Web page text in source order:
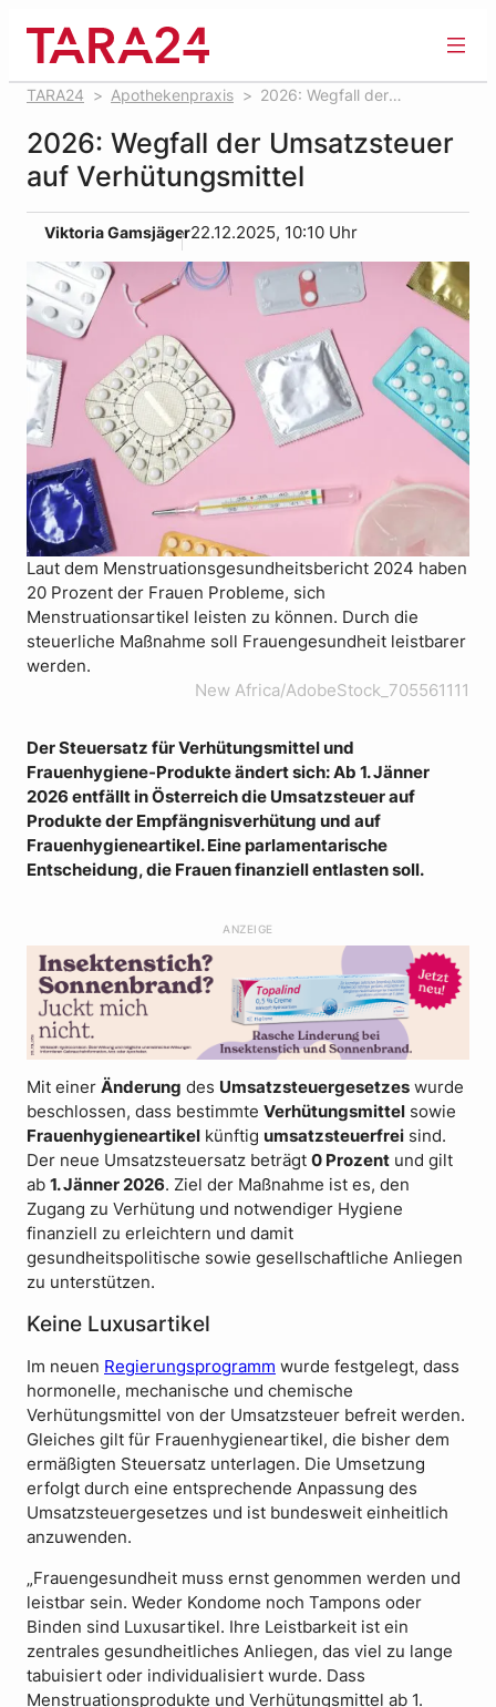
springen
TARA24 Apothekenpraxis
2026: Wegfall der
2026: Wegfall der Umsatzsteuer
auf Verhütungsmittel
Viktoria Gamsjäger22.12.2025, 10:10 Uhr
Laut dem Menstruationsgesundheitsbericht 2024 haben
20 Prozent der Frauen Probleme, sich
Menstruationsartikel leisten zu können. Durch die
steuerliche Maßnahme soll Frauengesundheit leistbarer
werden.
New Africa/AdobeStock_705561111
Der Steuersatz für Verhütungsmittel und
Frauenhygiene-Produkte ändert sich: Ab 1. Jänner
2026 entfällt in Österreich die Umsatzsteuer auf
Produkte der Empfängnisverhütung und auf
Frauenhygieneartikel. Eine parlamentarische
Entscheidung, die Frauen finanziell entlasten soll.
ANZEIGE
Mit einer Änderung des Umsatzsteuergesetzes wurde
beschlossen, dass bestimmte Verhütungsmittel sowie
Frauenhygieneartikel künftig umsatzsteuerfrei sind.
Der neue Umsatzsteuersatz beträgt 0 Prozent und gilt
ab 1. Jänner 2026. Ziel der Maßnahme ist es, den
Zugang zu Verhütung und notwendiger Hygiene
finanziell zu erleichtern und damit
gesundheitspolitische sowie gesellschaftliche Anliegen
zu unterstützen.
Keine Luxusartikel
Im neuen Regierungsprogramm wurde festgelegt, dass
hormonelle, mechanische und chemische
Verhütungsmittel von der Umsatzsteuer befreit werden.
Gleiches gilt für Frauenhygieneartikel, die bisher dem
ermäßigten Steuersatz unterlagen. Die Umsetzung
erfolgt durch eine entsprechende Anpassung des
Umsatzsteuergesetzes und ist bundesweit einheitlich
anzuwenden.
„Frauengesundheit muss ernst genommen werden und
leistbar sein. Weder Kondome noch Tampons oder
Binden sind Luxusartikel. Ihre Leistbarkeit ist ein
zentrales gesundheitliches Anliegen, das viel zu lange
tabuisiert oder individualisiert wurde. Dass
Menstruationsprodukte und Verhütungsmittel ab 1.